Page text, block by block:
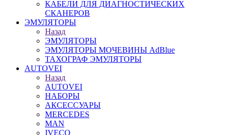
КАБЕЛИ ДЛЯ ДИАГНОСТИЧЕСКИХ
СКАНЕРОВ
ЭМУЛЯТОРЫ
Назад
ЭМУЛЯТОРЫ
ЭМУЛЯТОРЫ МОЧЕВИНЫ АdBlue
ТАХОГРАФ ЭМУЛЯТОРЫ
AUTOVEI
Назад
AUTOVEI
НАБОРЫ
АКСЕССУАРЫ
MERCEDES
MAN
IVECO